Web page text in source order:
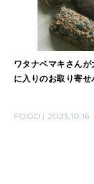
ワタナベマキさん
に入りのお取り寄せ
FOOD 2023.10.16